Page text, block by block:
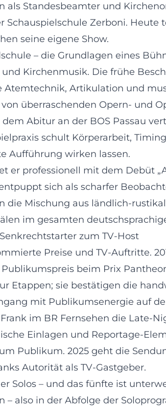
als Standesbeamter und
Schauspielschule Zerboni.
seine eigene Show.
– die Grundlagen eines
Kirchenmusik. Die frühe
Atemtechnik, Artikulation und
überraschenden Opern- und
Abitur an der BOS Passau
schult Körperarbeit,
Aufführung wirken lassen.
er professionell mit dem Debüt
sich als scharfer
die Mischung aus ländlich-
im gesamten
zum TV-Host
Preise und TV-Auftritte.
Publikumspreis beim Prix
Etappen; sie bestätigen die
mit Publikumsenergie auf
im BR Fernsehen die Late-
Einlagen und Reportage-
Publikum. 2025 geht die
Autorität als TV-Gastgeber.
Solos – und das fünfte ist
– also in der Abfolge der